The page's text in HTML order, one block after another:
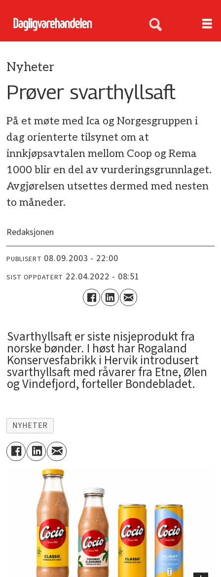
Nyheter
Prøver svarthyllsaft
På et møte med Ica og Norgesgruppen i
dag orienterte tilsynet om at
innkjøpsavtalen mellom Coop og Rema
1000 blir en del av vurderingsgrunnlaget.
Avgjørelsen utsettes dermed med nesten
to måneder.
Redaksjonen
PUBLISERT 08.09.2003 - 22:00
SIST OPPDATERT 22.04.2022 - 08:51
Svarthyllsaft er siste nisjeprodukt fra
norske bønder. I høst har Rogaland
Konservesfabrikk i Hervik introdusert
svarthyllsaft med råvarer fra Etne, Ølen
og Vindefjord, forteller Bondebladet.
NYHETER